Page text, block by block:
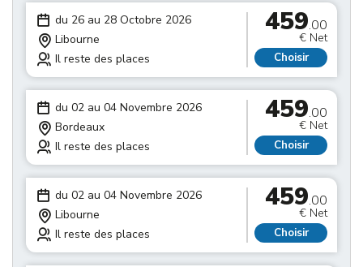
du 26 au 28 Octobre 2026
Libourne
Il reste des places
459.00
€ Net
Choisir
du 02 au 04 Novembre 2026
Bordeaux
Il reste des places
459.00
€ Net
Choisir
du 02 au 04 Novembre 2026
Libourne
Il reste des places
459.00
€ Net
Choisir